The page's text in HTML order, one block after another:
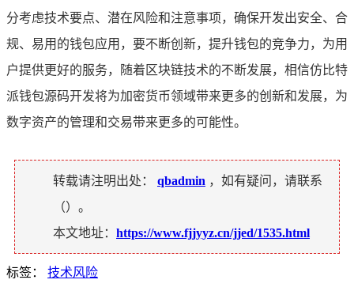
分考虑技术要点、潜在风险和注意事项，确保开发出安全、合
规、易用的钱包应用，要不断创新，提升钱包的竞争力，为用
户提供更好的服务，随着区块链技术的不断发展，相信仿比特
派钱包源码开发将为加密货币领域带来更多的创新和发展，为
数字资产的管理和交易带来更多的可能性。
转载请注明出处： qbadmin ，如有疑问，请联系
（）。
本文地址： https://www.fjjyyz.cn/jjed/1535.html
标签： 技术风险